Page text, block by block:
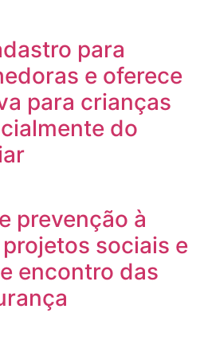
para
e oferece
para crianças
do
prevenção à
sociais e
encontro das